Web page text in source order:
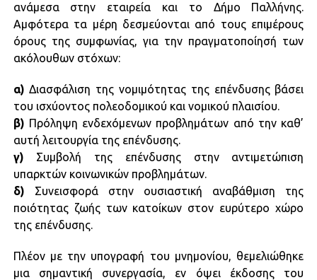
ανάμεσα στην εταιρεία και το Δήμο Παλλήνης.
Αμφότερα τα μέρη δεσμεύονται από τους επιμέρους
όρους της συμφωνίας, για την πραγματοποίησή των
ακόλουθων στόχων:
α) Διασφάλιση της νομιμότητας της επένδυσης βάσει
του ισχύοντος πολεοδομικού και νομικού πλαισίου.
β) Πρόληψη ενδεχόμενων προβλημάτων από την καθ’
αυτή λειτουργία της επένδυσης.
γ) Συμβολή της επένδυσης στην αντιμετώπιση
υπαρκτών κοινωνικών προβλημάτων.
δ) Συνεισφορά στην ουσιαστική αναβάθμιση της
ποιότητας ζωής των κατοίκων στον ευρύτερο χώρο
της επένδυσης.
Πλέον με την υπογραφή του μνημονίου, θεμελιώθηκε
μια σημαντική συνεργασία, εν όψει έκδοσης του